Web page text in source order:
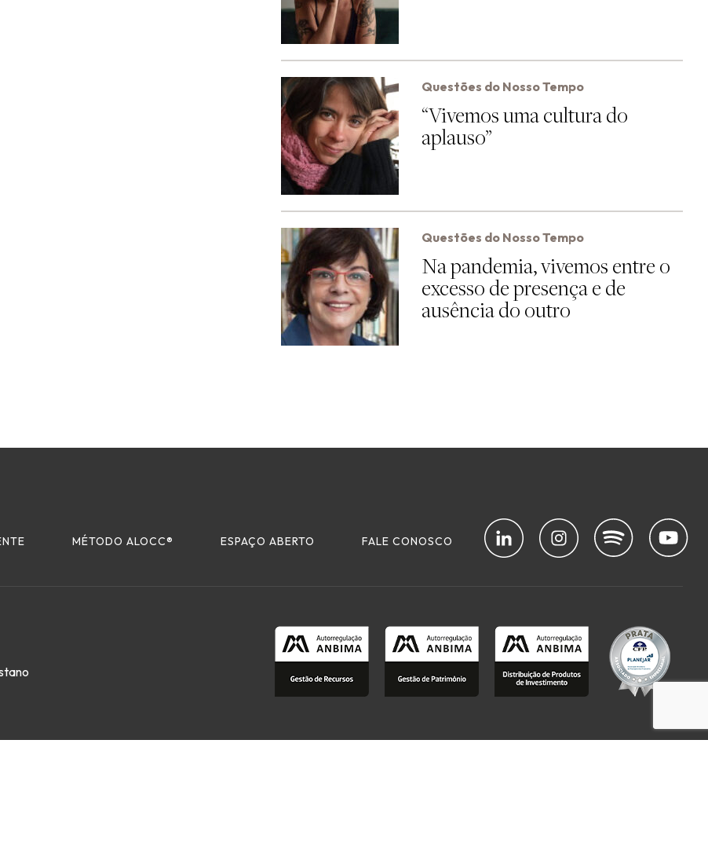
Questões do Nosso Tempo
“Vivemos uma cultura do
aplauso”
Questões do Nosso Tempo
Na pandemia, vivemos entre o
excesso de presença e de
ausência do outro
MÉTODO ALOCC® ESPAÇO ABERTO FALE CONOSCO